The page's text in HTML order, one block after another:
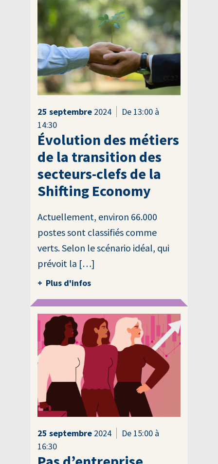
25 septembre 2024
De 13:00 à
14:30
Évolution des métiers
de la transition des
secteurs-clefs de la
Shifting Economy
Actuellement, environ 66.000
postes sont classifiés comme
verts. Selon le scénario idéal, qui
prévoit la […]
Plus d'infos
25 septembre 2024
De 15:00 à
16:30